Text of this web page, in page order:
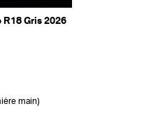
R18 Gris 2026
main)